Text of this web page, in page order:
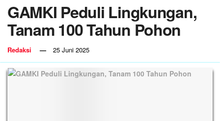
GAMKI Peduli Lingkungan,
Tanam 100 Tahun Pohon
Redaksi 25 Juni 2025